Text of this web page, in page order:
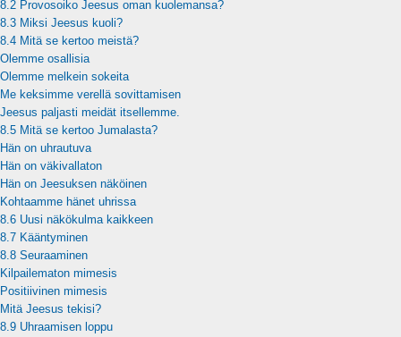
8.2 Provosoiko Jeesus oman kuolemansa?
8.3 Miksi Jeesus kuoli?
8.4 Mitä se kertoo meistä?
Olemme osallisia
Olemme melkein sokeita
Me keksimme verellä sovittamisen
Jeesus paljasti meidät itsellemme.
8.5 Mitä se kertoo Jumalasta?
Hän on uhrautuva
Hän on väkivallaton
Hän on Jeesuksen näköinen
Kohtaamme hänet uhrissa
8.6 Uusi näkökulma kaikkeen
8.7 Kääntyminen
8.8 Seuraaminen
Kilpailematon mimesis
Positiivinen mimesis
Mitä Jeesus tekisi?
8.9 Uhraamisen loppu